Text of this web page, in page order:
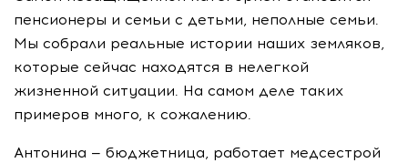
пенсионеры и семьи с детьми, неполные семьи.
Мы собрали реальные истории наших земляков,
которые сейчас находятся в нелегкой
жизненной ситуации. На самом деле таких
примеров много, к сожалению.
Антонина — бюджетница, работает медсестрой